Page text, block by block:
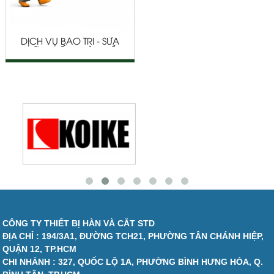
DỊCH VỤ BẢO TRÌ - SỬA
CÔNG TY THIẾT BỊ HÀN VÀ CẮT STD
ĐỊA CHỈ : 194/3A1, ĐƯỜNG TCH21, PHƯỜNG TÂN CHÁNH HIỆP,
QUẬN 12, TP.HCM
CHI NHÁNH : 327, QUỐC LỘ 1A, PHƯỜNG BÌNH HƯNG HÒA, Q.